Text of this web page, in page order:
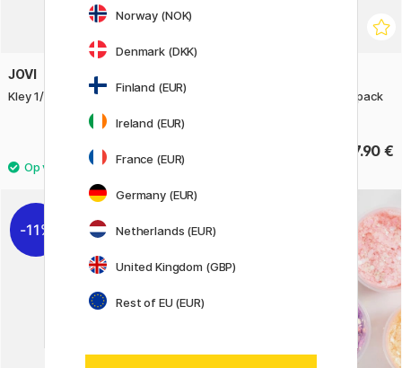
JOVI
Kley 1/2 kg
2.66 €
3.80 €
FIMO Kid Modelling Clay 6-pack
17.90 €
11%
Norway (NOK)
Denmark (DKK)
Finland (EUR)
Ireland (EUR)
France (EUR)
Germany (EUR)
Netherlands (EUR)
United Kingdom (GBP)
Rest of EU (EUR)